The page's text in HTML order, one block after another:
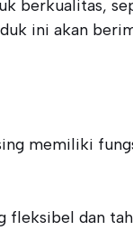
berkualitas,
ini akan
memiliki
dan